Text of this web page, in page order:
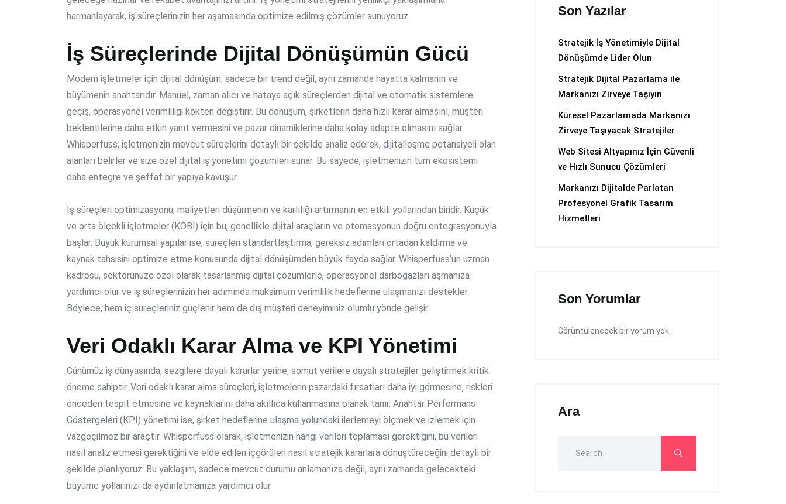
harmanlayarak, iş süreçlerinizin her aşamasında optimize edilmiş çözümler sunuyoruz.
İş Süreçlerinde Dijital Dönüşümün Gücü
Modern işletmeler için dijital dönüşüm, sadece bir trend değil, aynı zamanda hayatta kalmanın ve
büyümenin anahtarıdır. Manuel, zaman alıcı ve hataya açık süreçlerden dijital ve otomatik sistemlere
geçiş, operasyonel verimliliği kökten değiştirir. Bu dönüşüm, şirketlerin daha hızlı karar almasını, müşteri
beklentilerine daha etkin yanıt vermesini ve pazar dinamiklerine daha kolay adapte olmasını sağlar.
Whisperfuss, işletmenizin mevcut süreçlerini detaylı bir şekilde analiz ederek, dijitalleşme potansiyeli olan
alanları belirler ve size özel dijital iş yönetimi çözümleri sunar. Bu sayede, işletmenizin tüm ekosistemi
daha entegre ve şeffaf bir yapıya kavuşur.
İş süreçleri optimizasyonu, maliyetleri düşürmenin ve karlılığı artırmanın en etkili yollarından biridir. Küçük
ve orta ölçekli işletmeler (KOBİ) için bu, genellikle dijital araçların ve otomasyonun doğru entegrasyonuyla
başlar. Büyük kurumsal yapılar ise, süreçleri standartlaştırma, gereksiz adımları ortadan kaldırma ve
kaynak tahsisini optimize etme konusunda dijital dönüşümden büyük fayda sağlar. Whisperfuss’un uzman
kadrosu, sektörünüze özel olarak tasarlanmış dijital çözümlerle, operasyonel darboğazları aşmanıza
yardımcı olur ve iş süreçlerinizin her adımında maksimum verimlilik hedeflerine ulaşmanızı destekler.
Böylece, hem iç süreçleriniz güçlenir hem de dış müşteri deneyiminiz olumlu yönde gelişir.
Veri Odaklı Karar Alma ve KPI Yönetimi
Günümüz iş dünyasında, sezgilere dayalı kararlar yerine, somut verilere dayalı stratejiler geliştirmek kritik
öneme sahiptir. Veri odaklı karar alma süreçleri, işletmelerin pazardaki fırsatları daha iyi görmesine, riskleri
önceden tespit etmesine ve kaynaklarını daha akıllıca kullanmasına olanak tanır. Anahtar Performans
Göstergeleri (KPI) yönetimi ise, şirket hedeflerine ulaşma yolundaki ilerlemeyi ölçmek ve izlemek için
vazgeçilmez bir araçtır. Whisperfuss olarak, işletmenizin hangi verileri toplaması gerektiğini, bu verileri
nasıl analiz etmesi gerektiğini ve elde edilen içgörüleri nasıl stratejik kararlara dönüştüreceğini detaylı bir
şekilde planlıyoruz. Bu yaklaşım, sadece mevcut durumu anlamanıza değil, aynı zamanda gelecekteki
büyüme yollarınızı da aydınlatmanıza yardımcı olur.
Son Yazılar
Stratejik İş Yönetimiyle Dijital
Dönüşümde Lider Olun
Stratejik Dijital Pazarlama ile
Markanızı Zirveye Taşıyın
Küresel Pazarlamada Markanızı
Zirveye Taşıyacak Stratejiler
Web Sitesi Altyapınız İçin Güvenli
ve Hızlı Sunucu Çözümleri
Markanızı Dijitalde Parlatan
Profesyonel Grafik Tasarım
Hizmetleri
Son Yorumlar
Görüntülenecek bir yorum yok.
Ara